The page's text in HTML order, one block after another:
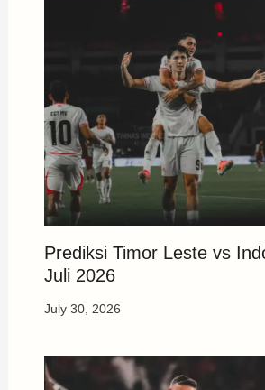
Prediksi Timor Leste vs
Juli 2026
July 30, 2026